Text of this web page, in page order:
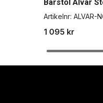
Barstol Alvar
Artikelnr: ALVAR-
1 095 kr